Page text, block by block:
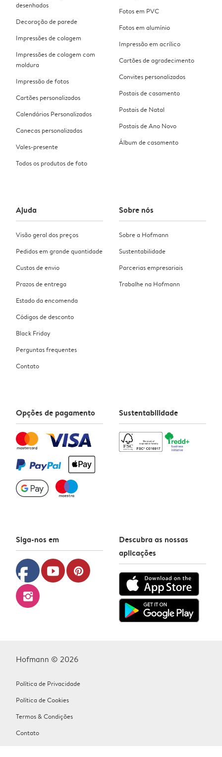
desenhados
Decoração de parede
Impressões de colagem
Impressões de colagem com
moldura
Impressão de fotos
Cartões personalizados
Calendários Personalizados
Canecas personalizadas
Vales-presente
Todos os produtos de foto
Fotos em PVC
Fotos em alumínio
Impressão em acrílico
Cartões de agradecimento
Convites personalizados
Postais de casamento
Postais de Natal
Postais de Ano Novo
Álbum de casamento
Ajuda
Visão geral dos preços
Pedidos em grande quantidade
Custos de envio
Prazos de entrega
Estado da encomenda
Códigos de desconto
Black Friday
Perguntas frequentes
Contato
Sobre nós
Sobre a Hofmann
Sustentabilidade
Parcerias empresariais
Trabalhe na Hofmann
Opções de pagamento Sustentabilidade
Siga-nos em
facebook youtube pinterest
instagram
Descubra as nossas
aplicações
Hofmann © 2026
Política de Privacidade
Política de Cookies
Termos & Condições
Contato